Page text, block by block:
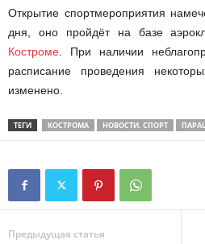
Открытие спортмероприятия
дня, оно пройдёт на базе
Костроме . При наличии
расписание проведения
изменено.
ТЕГИ КОСТРОМА НОВОСТИ. СПОРТ
Предыдущая статья